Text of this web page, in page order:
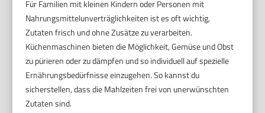
Für Familien mit kleinen Kindern oder Personen mit
Nahrungsmittelunverträglichkeiten ist es oft wichtig,
Zutaten frisch und ohne Zusätze zu verarbeiten.
Küchenmaschinen bieten die Möglichkeit, Gemüse und Obst
zu pürieren oder zu dämpfen und so individuell auf spezielle
Ernährungsbedürfnisse einzugehen. So kannst du
sicherstellen, dass die Mahlzeiten frei von unerwünschten
Zutaten sind.